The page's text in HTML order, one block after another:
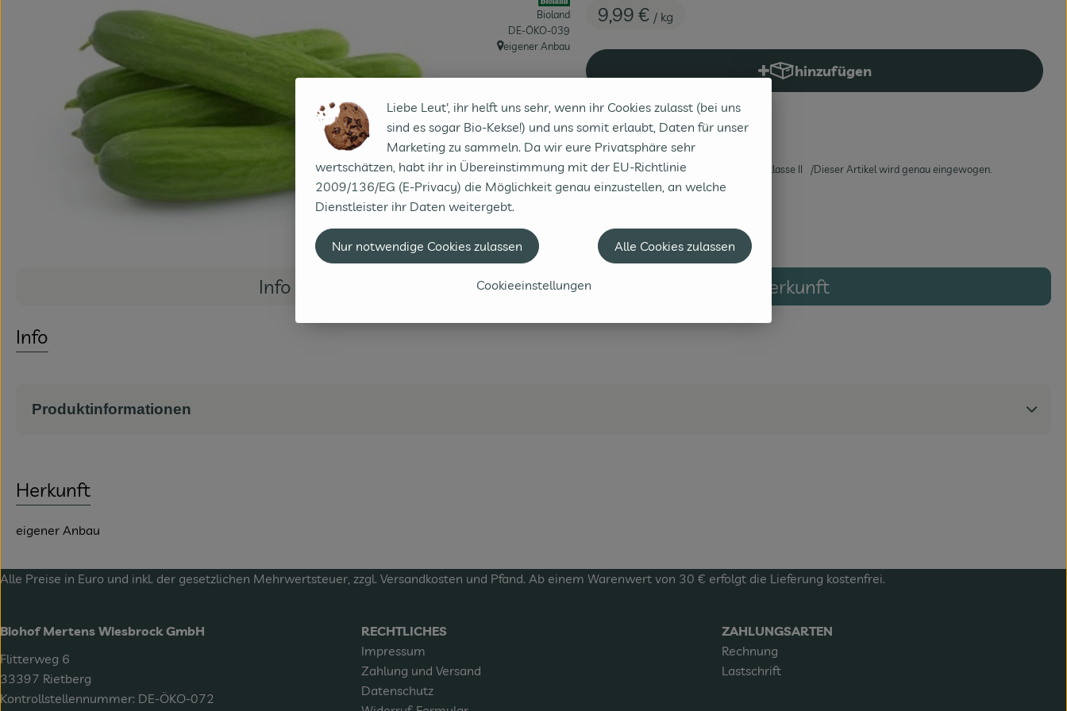
9,99 € / kg
Bioland
, Kontrollstelle:
DE-ÖKO-039
, Herkunft:
eigener Anbau
hinzufügen
Produkt zum Warenkorb hinzufügen
#39 9,99 €/ kg 7% MwSt Handelsklasse II Dieser Artikel wird genau eingewogen.
Info Herkunft
Info
Produktinformationen
Herkunft
eigener Anbau
Alle Preise in Euro und inkl. der gesetzlichen Mehrwertsteuer, zzgl. Versandkosten und Pfand. Ab einem Warenwert von 30 € erfolgt die Lieferung kostenfrei.
Biohof Mertens Wiesbrock GmbH
Flitterweg 6
33397 Rietberg
Kontrollstellennummer: DE-ÖKO-072
RECHTLICHES
Impressum
Zahlung und Versand
Datenschutz
ZAHLUNGSARTEN
Rechnung
Lastschrift
Liebe Leut', ihr helft uns sehr, wenn ihr Cookies zulasst (bei uns
sind es sogar Bio-Kekse!) und uns somit erlaubt, Daten für unser
Marketing zu sammeln. Da wir eure Privatsphäre sehr
wertschätzen, habt ihr in Übereinstimmung mit der EU-Richtlinie
2009/136/EG (E-Privacy) die Möglichkeit genau einzustellen, an welche
Dienstleister ihr Daten weitergebt.
Cookieeinstellungen
Nur notwendige Cookies zulassen Alle Cookies zulassen